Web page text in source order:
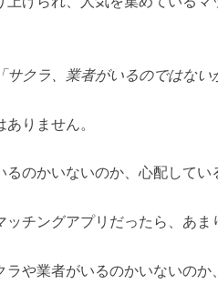
「サクラ、業者がいるのではない
りません。
のかいないのか、心配してい
チングアプリだったら、あま
や業者がいるのかいないのか